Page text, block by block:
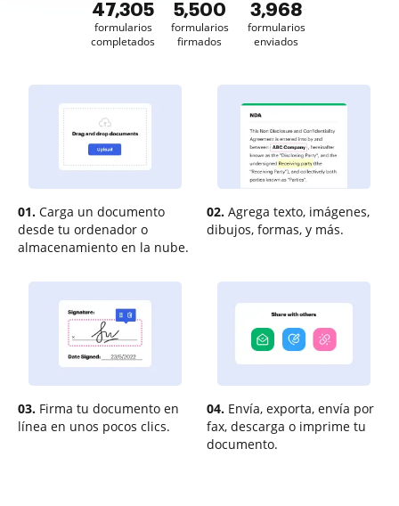
47,305
formularios
completados
5,500
formularios
firmados
3,968
formularios
enviados
01. Carga un documento
desde tu ordenador o
almacenamiento en la nube.
02. Agrega texto, imágenes,
dibujos, formas, y más.
03. Firma tu documento en
línea en unos pocos clics.
04. Envía, exporta, envía por
fax, descarga o imprime tu
documento.